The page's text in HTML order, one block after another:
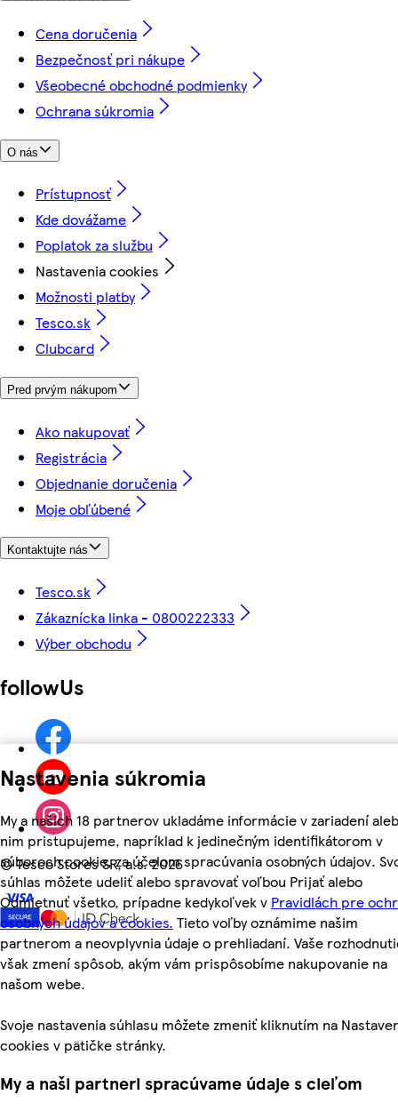
Nastavenia súkromia
My a našich 18 partnerov ukladáme informácie v zariadení
nim pristupujeme, napríklad k jedinečným identifikátorom v
súboroch cookie, za účelom spracúvania osobných údajov.
súhlas môžete udeliť alebo spravovať voľbou Prijať alebo
Odmietnuť všetko, prípadne kedykoľvek v Pravidlách pre
osobných údajov a cookies. Tieto voľby oznámime našim
partnerom a neovplyvnia údaje o prehliadaní. Vaše
však zmení spôsob, akým vám prispôsobíme nakupovanie na
našom webe.
Svoje nastavenia súhlasu môžete zmeniť kliknutím na
cookies v pätičke stránky.
My a naši partneri spracúvame údaje s cieľom
Cena doručenia
Bezpečnosť pri nákupe
Všeobecné obchodné podmienky
Ochrana súkromia
O nás
Prístupnosť
Kde dovážame
Poplatok za službu
Nastavenia cookies
Možnosti platby
Tesco.sk
Clubcard
Pred prvým nákupom
Ako nakupovať
Registrácia
Objednanie doručenia
Moje obľúbené
Kontaktujte nás
Tesco.sk
Zákaznícka linka - 0800222333
Výber obchodu
followUs
©Tesco Stores SR, a.s. 2026